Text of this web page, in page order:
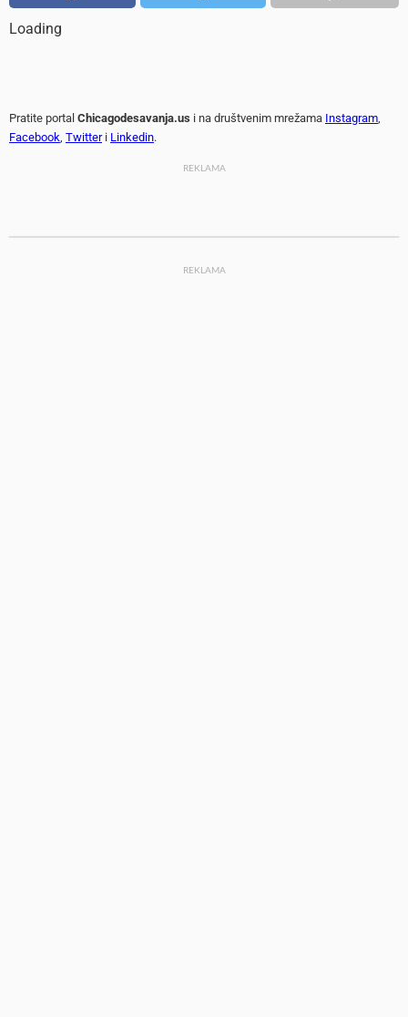
Loading
Pratite portal Chicagodesavanja.us i na društvenim mrežama Instagram,
Facebook, Twitteri Linkedin.
REKLAMA
REKLAMA